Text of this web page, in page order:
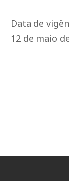
Data de
12 de maio